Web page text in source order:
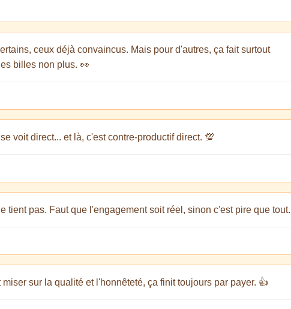
ceux déjà convaincus. Mais pour d'autres, ça fait surtout
billes non plus. 👀
voit direct... et là, c'est contre-productif direct. 💯
tient pas. Faut que l'engagement soit réel, sinon c'est pire que
sur la qualité et l'honnêteté, ça finit toujours par payer. 👍